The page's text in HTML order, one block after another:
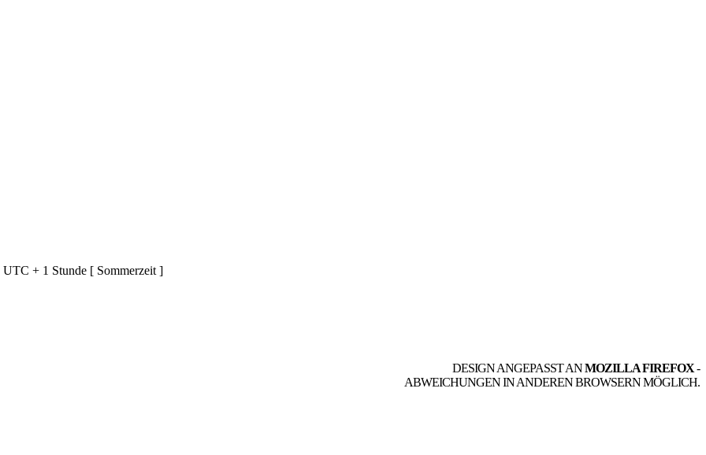
+ 1 Stunde [ Sommerzeit ]
DESIGN ANGEPASST ANMOZILLA FIREFOX-
ABWEICHUNGEN IN ANDEREN BROWSERN MÖGLICH.